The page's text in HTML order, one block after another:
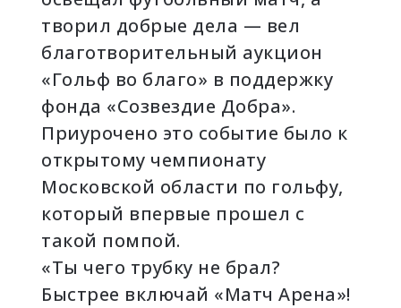
творил добрые дела — вел
благотворительный аукцион
«Гольф во благо» в поддержку
фонда «Созвездие Добра».
Приурочено это событие было к
открытому чемпионату
Московской области по гольфу,
который впервые прошел с
такой помпой.
«Ты чего трубку не брал?
Быстрее включай «Матч Арена»!